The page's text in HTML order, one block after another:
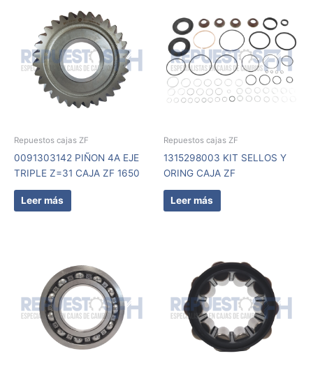
Repuestos cajas ZF
0091303142 PIÑON 4A EJE
TRIPLE Z=31 CAJA ZF 1650
Leer más
Repuestos cajas ZF
1315298003 KIT SELLOS Y
ORING CAJA ZF
Leer más